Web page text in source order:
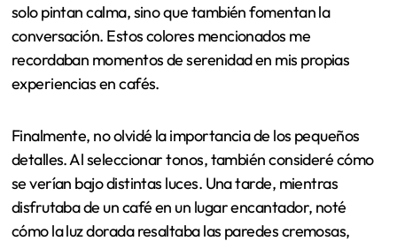
solo pintan calma, sino que también fomentan la
conversación. Estos colores mencionados me
recordaban momentos de serenidad en mis propias
experiencias en cafés.
Finalmente, no olvidé la importancia de los pequeños
detalles. Al seleccionar tonos, también consideré cómo
se verían bajo distintas luces. Una tarde, mientras
disfrutaba de un café en un lugar encantador, noté
cómo la luz dorada resaltaba las paredes cremosas,